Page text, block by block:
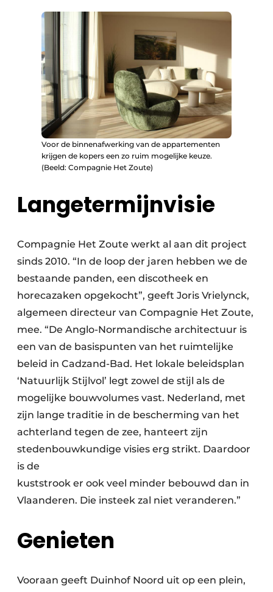
Voor de binnenafwerking van de appartementen
krijgen de kopers een zo ruim mogelijke keuze.
(Beeld: Compagnie Het Zoute)
Langetermijnvisie
Compagnie Het Zoute werkt al aan dit project
sinds 2010. “In de loop der jaren hebben we de
bestaande panden, een discotheek en
horecazaken opgekocht”, geeft Joris Vrielynck,
algemeen directeur van Compagnie Het Zoute,
mee. “De Anglo-Normandische architectuur is
een van de basispunten van het ruimtelijke
beleid in Cadzand-Bad. Het lokale beleidsplan
‘Natuurlijk Stijlvol’ legt zowel de stijl als de
mogelijke bouwvolumes vast. Nederland, met
zijn lange traditie in de bescherming van het
achterland tegen de zee, hanteert zijn
stedenbouwkundige visies erg strikt. Daardoor
is de
kuststrook er ook veel minder bebouwd dan in
Vlaanderen. Die insteek zal niet veranderen.”
Genieten
Vooraan geeft Duinhof Noord uit op een plein,